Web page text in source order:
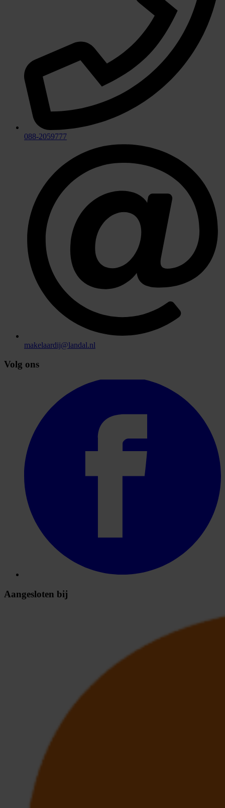
088-2059777
makelaardij@landal.nl
Volg ons
Aangesloten bij